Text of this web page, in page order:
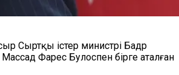
Сыртқы істер министрі Бадр
Фарес Булоспен бірге аталған